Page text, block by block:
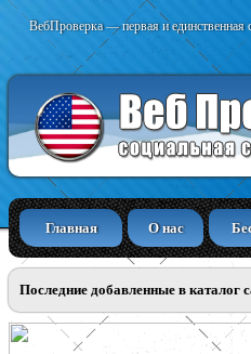
ВебПроверка — первая и единственная
Главная О нас
Последние добавленные в каталог